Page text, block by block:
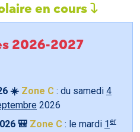
en cours
2026-2027
☀️ Zone C : du samedi 4
2026
🎒 Zone C : le mardi 1 er